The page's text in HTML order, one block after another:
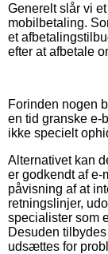
Generelt slår vi
mobilbetaling.
et
efter at afbetale
Forinden nogen
en tid granske e-
ikke specielt
Alternativet kan
er godkendt af
påvisning af at
retningslinjer,
specialister som
Desuden
udsættes for